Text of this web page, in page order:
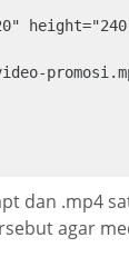
dan .mp4
agar